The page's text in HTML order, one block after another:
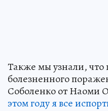
Также мы узнали, что
болезненного
Соболенко от Наоми
этом году я все